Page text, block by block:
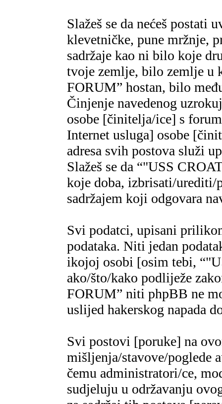
Slažeš se da nećeš postati
klevetničke, pune mržnje,
sadržaje kao ni bilo koje
tvoje zemlje, bilo zemlje
FORUM” hostan, bilo
Činjenje navedenog
osobe [činitelja/ice] s
Internet usluga] osobe
adresa svih postova služi
Slažeš se da “"USS
koje doba, izbrisati/urediti/
sadržajem koji odgovara
Svi podatci, upisani
podataka. Niti jedan
ikojoj osobi [osim tebi,
ako/što/kako podliježe
FORUM” niti phpBB ne
uslijed hakerskog napada
Svi postovi [poruke] na
mišljenja/stavove/poglede
čemu administratori/ce,
sudjeluju u održavanju